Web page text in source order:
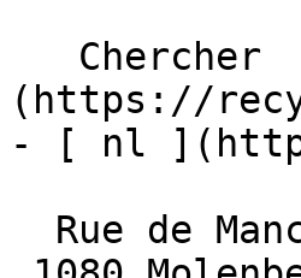
(https://
- [ nl